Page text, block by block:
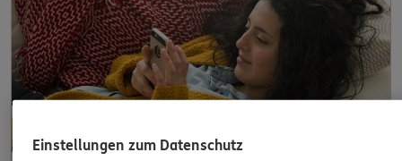
Einstellungen zum Datenschutz